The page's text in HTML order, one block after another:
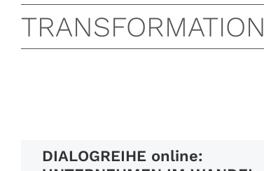
TRANSFORMATION
DIALOGREIHE online: